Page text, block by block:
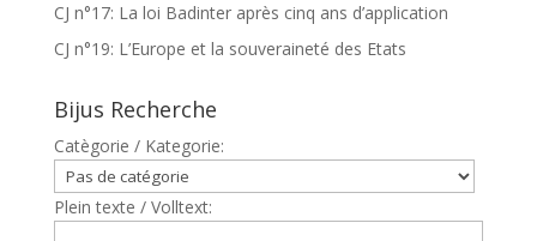
CJ n°17: La loi Badinter après cinq ans d’application
CJ n°19: L’Europe et la souveraineté des Etats
Bijus Recherche
Catègorie / Kategorie:
Plein texte / Volltext: